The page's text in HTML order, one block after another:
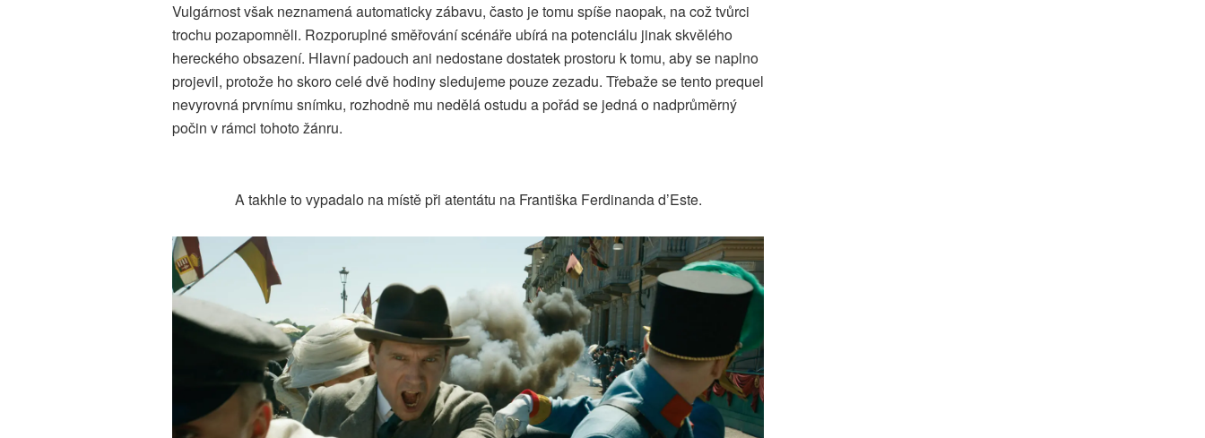
Vulgárnost však neznamená automaticky zábavu, často je tomu spíše naopak, na což tvůrci
trochu pozapomněli. Rozporuplné směřování scénáře ubírá na potenciálu jinak skvělého
hereckého obsazení. Hlavní padouch ani nedostane dostatek prostoru k tomu, aby se naplno
projevil, protože ho skoro celé dvě hodiny sledujeme pouze zezadu. Třebaže se tento prequel
nevyrovná prvnímu snímku, rozhodně mu nedělá ostudu a pořád se jedná o nadprůměrný
počin v rámci tohoto žánru.
A takhle to vypadalo na místě při atentátu na Františka Ferdinanda d’Este.